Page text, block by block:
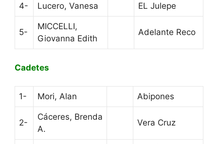
4- Lucero, Vanesa EL Julepe
5-
MICCELLI,
Giovanna Edith
Adelante Reco
Cadetes
1- Mori, Alan Abipones
2-
Cáceres, Brenda
A.
Vera Cruz